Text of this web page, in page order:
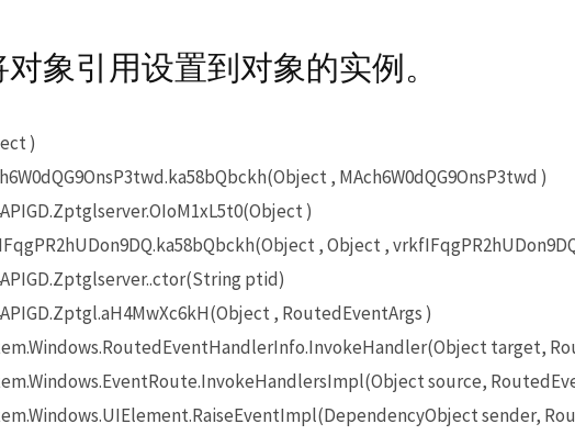
象引用设置到对象的实例。
)
, MAch6W0dQG9OnsP3twd )
)
, Object ,
ptid)
, RoutedEventArgs )
target,
source,
sender,